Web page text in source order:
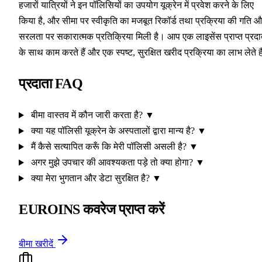
हजारों यात्रियों ने इन पॉलिसियों का उपयोग यूक्रेन में प्रवेश करने के लिए
किया है, और सीमा पर स्वीकृति का मजबूत रिकॉर्ड तथा प्रक्रिया की गति
सरलता पर सकारात्मक प्रतिक्रिया मिली है। आप एक लाइसेंस प्राप्त
के साथ काम करते हैं और एक स्पष्ट, सुरक्षित खरीद प्रक्रिया का लाभ लेते
प्रदाता FAQ
बीमा वास्तव में कौन जारी करता है? ▼
क्या यह पॉलिसी यूक्रेन के अस्पतालों द्वारा मान्य है? ▼
मैं कैसे सत्यापित करूँ कि मेरी पॉलिसी असली है? ▼
अगर मुझे उपचार की आवश्यकता पड़े तो क्या होगा? ▼
क्या मेरा भुगतान और डेटा सुरक्षित है? ▼
EUROINS कवरेज प्राप्त करें
बीमा खरीदें